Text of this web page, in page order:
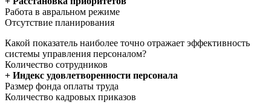
Работа в авральном режиме
Отсутствие планирования
Какой показатель наиболее точно отражает эффективность
системы управления персоналом?
Количество сотрудников
+ Индекс удовлетворенности персонала
Размер фонда оплаты труда
Количество кадровых приказов